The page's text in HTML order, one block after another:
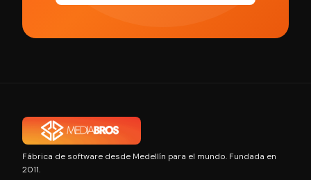
Fábrica de software desde Medellín para el mundo. Fundada en
2011.